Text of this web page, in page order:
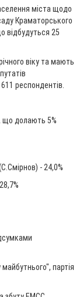
міста щодо
Краматорського
відбудуться 25
віку та мають
респондентів.
що долають 5%
- 24,0%
партія